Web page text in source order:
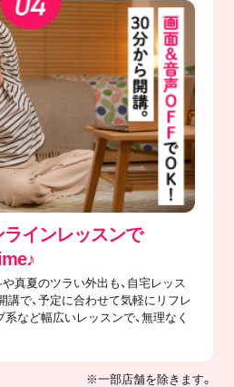
ラインレッスンで
真夏のツラい外出も、自宅レッス
講で、予定に合わせて気軽にリフレ
など幅広いレッスンで、無理なく
※一部店舗を除きます。